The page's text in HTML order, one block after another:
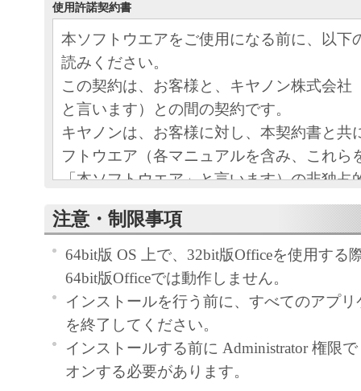
使用許諾契約書
本ソフトウエアをご使用になる前に、以下
読みください。
この契約は、お客様と、キヤノン株式会社
と言います）との間の契約です。
キヤノンは、お客様に対し、本契約書と共
フトウエア（各マニュアルを含み、これら
「本ソフトウエア」と言います）の非独占
条項に基づき許諾し、お客様も下記条項に
ものとします。
お客様は、「本ソフトウエア」のインスト
この契約に同意したことになります。
お客様がこの契約に同意できない場合には
ストールされず、直ちに「本ソフトウエア
さい。
１．使用許諾
注意・制限事項
64bit版 OS 上で、32bit版Officeを使用する
64bit版Officeでは動作しません。
インストールを行う前に、すべてのアプ
を終了してください。
インストールする前に Administrator 権限
オンする必要があります。